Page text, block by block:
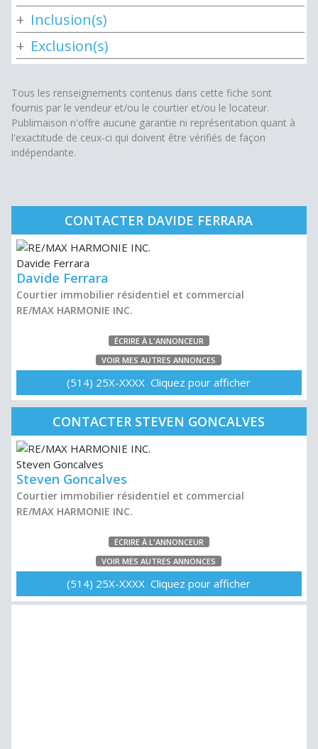
Inclusion(s)
Exclusion(s)
Tous les renseignements contenus dans cette fiche sont
fournis par le vendeur et/ou le courtier et/ou le locateur.
Publimaison n'offre aucune garantie ni représentation quant à
l'exactitude de ceux-ci qui doivent être vérifiés de façon
indépendante.
CONTACTER DAVIDE FERRARA
Davide Ferrara
Courtier immobilier résidentiel et commercial
RE/MAX HARMONIE INC.
ÉCRIRE À L'ANNONCEUR
VOIR MES AUTRES ANNONCES
(514) 25X-XXXX Cliquez pour afficher
CONTACTER STEVEN GONCALVES
Steven Goncalves
Courtier immobilier résidentiel et commercial
RE/MAX HARMONIE INC.
ÉCRIRE À L'ANNONCEUR
VOIR MES AUTRES ANNONCES
(514) 25X-XXXX Cliquez pour afficher